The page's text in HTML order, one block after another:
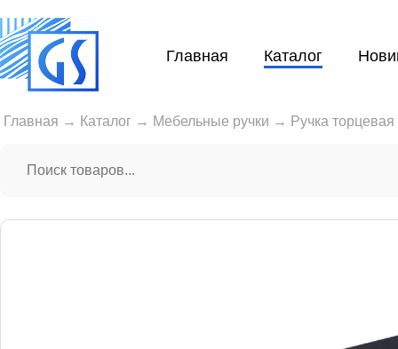
Главная Каталог
Главная → Каталог → Мебельные ручки → Ручка торцевая